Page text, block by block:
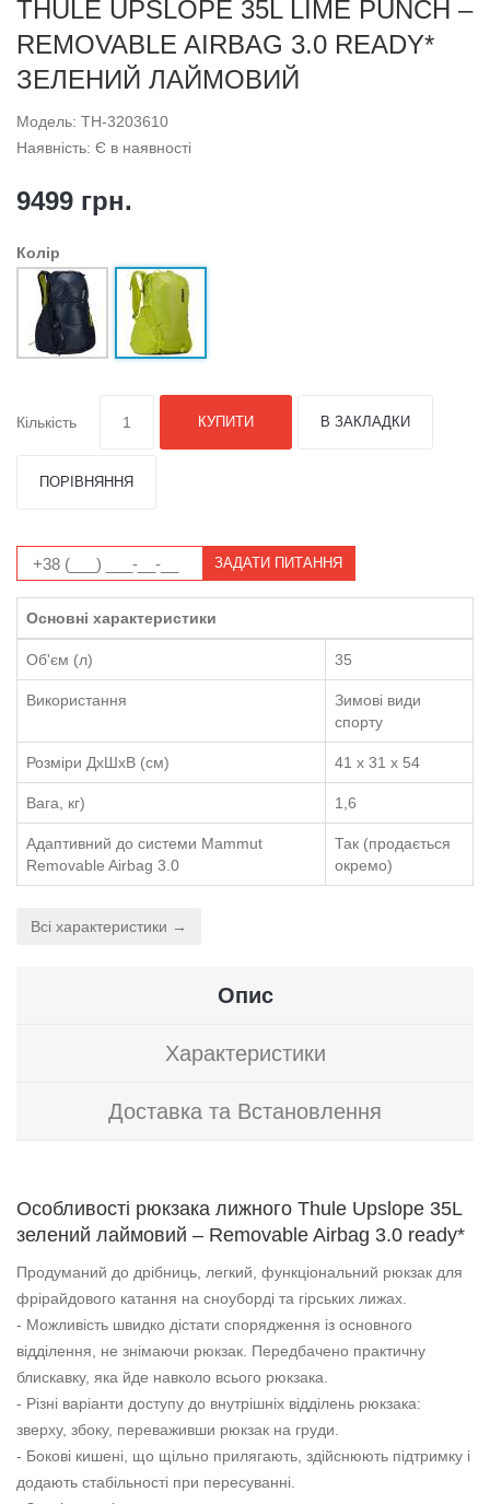
THULE UPSLOPE 35L LIME PUNCH –
REMOVABLE AIRBAG 3.0 READY*
ЗЕЛЕНИЙ ЛАЙМОВИЙ
Модель: TH-3203610
Наявність: Є в наявності
9499 грн.
Колір
Кількість КУПИТИ В ЗАКЛАДКИ
ПОРІВНЯННЯ
ЗАДАТИ ПИТАННЯ
Основні характеристики
Об'єм (л) 35
Використання
Зимові види
спорту
Розміри ДхШхВ (см) 41 x 31 x 54
Вага, кг) 1,6
Адаптивний до системи Mammut
Removable Airbag 3.0
Так (продається
окремо)
Всі характеристики →
Опис
Характеристики
Доставка та Встановлення
Особливості рюкзака лижного Thule Upslope 35L
зелений лаймовий – Removable Airbag 3.0 ready*
Продуманий до дрібниць, легкий, функціональний рюкзак для
фрірайдового катання на сноуборді та гірських лижах.
- Можливість швидко дістати спорядження із основного
відділення, не знімаючи рюкзак. Передбачено практичну
блискавку, яка йде навколо всього рюкзака.
- Різні варіанти доступу до внутрішніх відділень рюкзака:
зверху, збоку, переваживши рюкзак на груди.
- Бокові кишені, що щільно прилягають, здійснюють підтримку і
додають стабільності при пересуванні.